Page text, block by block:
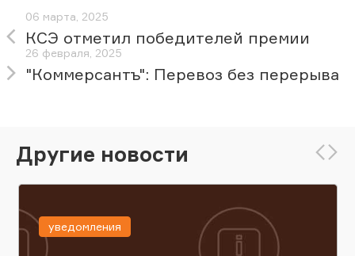
06 марта, 2025
КСЭ отметил победителей премии
26 февраля, 2025
"Коммерсантъ": Перевоз без перерыва
Другие новости
уведомления